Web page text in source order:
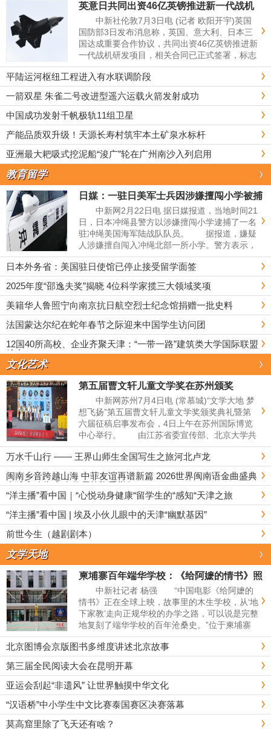
英意日共同出资46亿英镑推进新一代战机
研发项目
中新社伦敦7月3日电 (记者 欧阳开宇)英国
国防部3日发布消息称，英国、意大利、日本三
国达成重要合作协议，共同出资46亿英镑推进新
一代战机研发项目，相关合同已正式签署，标志
这款六代机研发工作迈入关键设计阶段。 英
国国防部称，这项联合战...
平陆运河枢纽工程进入有水联调阶段
一箭双星 朱雀二号改进型遥六运载火箭发射成功
中国成功发射千帆极轨11组卫星
产能品质双升级！天源长寿村筑牢本土矿泉水标杆
亚洲最大耙吸式挖泥船“浚广”轮在广州南沙入列启用
教育留学
日媒：一驻日美军士兵因涉嫌擅闯小学被捕
中新网2月22日电 据日媒报道，当地时间21
日，日本冲绳县警方以涉嫌擅闯小学逮捕了一名
驻冲绳美国海军陆战队队员。 据报道，嫌疑
人涉嫌擅自闯入冲绳北部一所小学。警方表示，
21日下午，接到报警称"有外国人在学校向孩子
搭话&quo...
日本外务省：美国驻日使馆已停止接受留学面签
2025年度“邵逸夫奖”揭晓 4位科学家揽三大领域奖项
美籍华人鲁照宁向南京抗日航空烈士纪念馆捐赠一批史料
法国蒙达尔纪在蛇年春节之际迎来中国学生访问团
12国40所高校、企业齐聚天津：“一带一路”建筑类大学国际联盟
扩容
文化艺术
第五届曹文轩儿童文学奖在苏州颁奖
中新网苏州7月4日电 (常慕城)“文学大地 梦
想飞扬”第五届曹文轩儿童文学奖颁奖典礼暨第
六届征稿启事发布会，4日上午在苏州国际博览
中心举行。 由江苏省委宣传部、北京大学共
同支持，凤凰出版传媒集团、江苏省作家协会和
北京大学中文系联合主办...
万水千山行 —— 王界山师生全国写生之旅河北卢龙
闽南乡音跨越山海 中菲友谊再谱新篇 2026世界闽南语金曲盛典
全球启动仪式 在马尼拉隆重举行
“洋主播”看中国｜“心悦动身健康“留学生的“感知“天津之旅
“洋主播”看中国 | 埃及小伙儿眼中的天津“幽默基因”
前世今生（越剧剧本）
文学天地
柬埔寨百年端华学校：《给阿嬷的情书》照
进现实
中新社记者 杨强 “中国电影《给阿嬷的
情书》正在全球上映，故事里的木生学校，从‘地
下家教’走向正规华校的办学之路，可以说是完整
地复刻了端华学校的百年沧桑史。”位于柬埔寨
金边的端华大学副校长陈德林近日在接受中新社
记者采访时说。&emsp...
北京图博会京版图书多维度讲述北京故事
第三届全民阅读大会在昆明开幕
亚运会刮起“非遗风” 让世界触摸中华文化
“汉语桥”中小学生中文比赛泰国赛区决赛落幕
莫高窟里除了飞天还有啥？